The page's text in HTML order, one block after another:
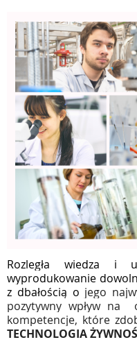
Rozległa wiedza i
wyprodukowanie
z dbałością o jego
pozytywny wpływ na
kompetencje, które
TECHNOLOGIA